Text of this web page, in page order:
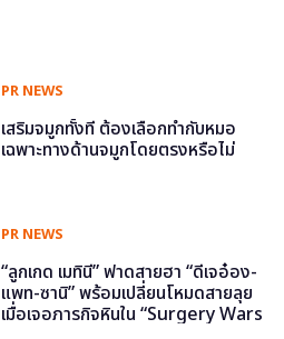
PR NEWS
เสริมจมูกทั้งที ต้องเลือกทำกับหมอ
เฉพาะทางด้านจมูกโดยตรงหรือไม่
PR NEWS
“ลูกเกด เมทินี” ฟาดสายฮา “ดีเจอ๋อง-
แพท-ซานิ” พร้อมเปลี่ยนโหมดสายลุย
เมื่อเจอภารกิจหินใน “Surgery Wars